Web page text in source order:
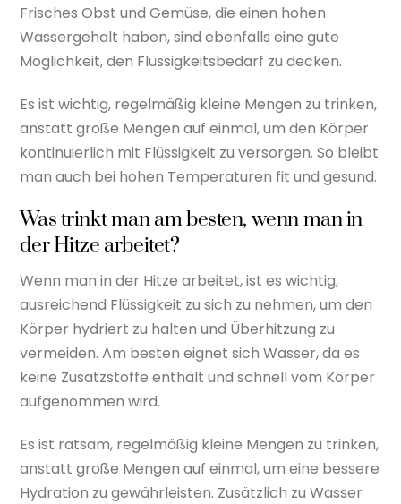
Frisches Obst und Gemüse, die einen hohen
Wassergehalt haben, sind ebenfalls eine gute
Möglichkeit, den Flüssigkeitsbedarf zu decken.
Es ist wichtig, regelmäßig kleine Mengen zu trinken,
anstatt große Mengen auf einmal, um den Körper
kontinuierlich mit Flüssigkeit zu versorgen. So bleibt
man auch bei hohen Temperaturen fit und gesund.
Was trinkt man am besten, wenn man in
der Hitze arbeitet?
Wenn man in der Hitze arbeitet, ist es wichtig,
ausreichend Flüssigkeit zu sich zu nehmen, um den
Körper hydriert zu halten und Überhitzung zu
vermeiden. Am besten eignet sich Wasser, da es
keine Zusatzstoffe enthält und schnell vom Körper
aufgenommen wird.
Es ist ratsam, regelmäßig kleine Mengen zu trinken,
anstatt große Mengen auf einmal, um eine bessere
Hydration zu gewährleisten. Zusätzlich zu Wasser